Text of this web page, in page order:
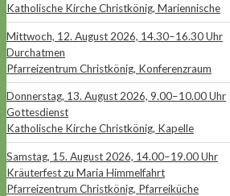
Katholische Kirche Christkönig, Mariennische
Mittwoch, 12. August 2026, 14.30–16.30 Uhr
Durchatmen
Pfarreizentrum Christkönig, Konferenzraum
Donnerstag, 13. August 2026, 9.00–10.00 Uhr
Gottesdienst
Katholische Kirche Christkönig, Kapelle
Samstag, 15. August 2026, 14.00–19.00 Uhr
Kräuterfest zu Maria Himmelfahrt
Pfarreizentrum Christkönig, Pfarreiküche